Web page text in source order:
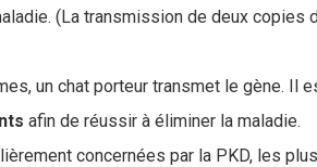
(La transmission de deux copies
un chat porteur transmet le gène. Il
afin de réussir à éliminer la maladie.
concernées par la PKD, les